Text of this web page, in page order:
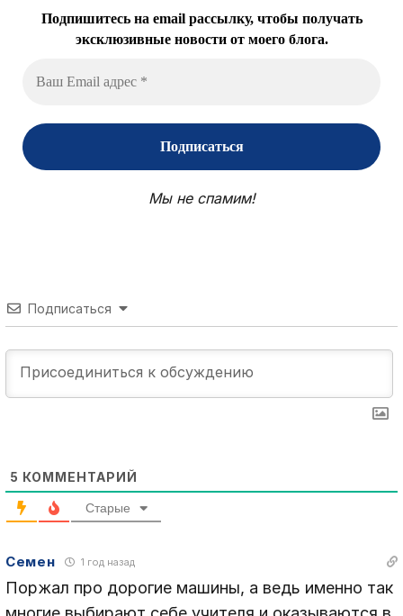
Подпишитесь на email рассылку, чтобы получать
эксклюзивные новости от моего блога.
Мы не спамим!
Подписаться
5 КОММЕНТАРИЙ
Старые
Семен 1 год назад
Поржал про дорогие машины, а ведь именно так